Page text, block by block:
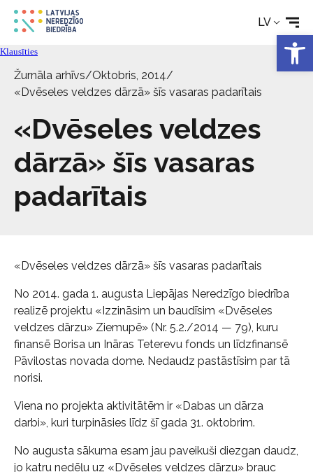
LV
Rehabilitācija
Tehniskie palīglīdzekļi
Aktualitātes
Pakalpojumi
Par biedrību
Klausīties
Žurnāla arhīvs/Oktobris, 2014/
«Dvēseles veldzes dārzā» šīs vasaras padarītais
«Dvēseles veldzes
dārzā» šīs vasaras
padarītais
«Dvēseles veldzes dārzā» šīs vasaras padarītais
No 2014. gada 1. augusta Liepājas Neredzīgo biedrība
realizē projektu «Izzināsim un baudīsim «Dvēseles
veldzes dārzu» Ziemupē» (Nr. 5.2./2014 — 79), kuru
finansē Borisa un Ināras Teterevu fonds un līdzfinansē
Pāvilostas novada dome. Nedaudz pastāstīsim par tā
norisi.
Viena no projekta aktivitātēm ir «Dabas un dārza
darbi», kuri turpināsies līdz šī gada 31. oktobrim.
No augusta sākuma esam jau paveikuši diezgan daudz,
jo katru nedēļu uz «Dvēseles veldzes dārzu» brauc